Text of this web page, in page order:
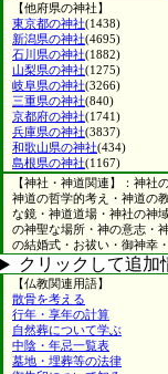
【他府県の神社】
東京都の神社(1438)
新潟県の神社(4695)
石川県の神社(1882)
山梨県の神社(1275)
岐阜県の神社(3266)
三重県の神社(840)
京都府の神社(1741)
兵庫県の神社(3837)
和歌山県の神社(434)
島根県の神社(1167)
【神社・神道関連】：神社
神道の哲学的考え・神道の
な鏡・神道道場・神社の神
の神聖な場所・神の意志・
の結婚式・お祓い・御神幸
クリックして追加
【仏教関連用語】
散骨を考える
行年・享年の計算
自然葬について学ぶ
中陰・年忌一覧表
墓地・埋葬等の法律